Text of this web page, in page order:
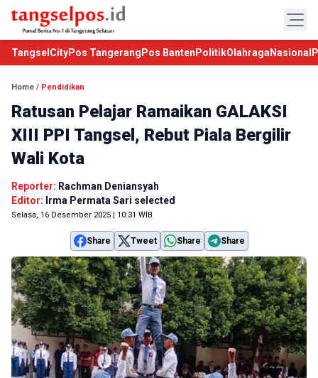
TangselCityPos Tangerang Pos Banten PolitikOlahraga Nasional
Home / Pendidikan
Ratusan Pelajar Ramaikan GALAKSI
XIII PPI Tangsel, Rebut Piala Bergilir
Wali Kota
Reporter: Rachman Deniansyah
Editor: Irma Permata Sari selected
Selasa, 16 Desember 2025 | 10:31 WIB
Share Tweet Share Share